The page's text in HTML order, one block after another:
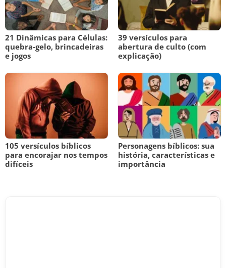
21 Dinâmicas para Células:
quebra-gelo, brincadeiras
e jogos
39 versículos para
abertura de culto (com
explicação)
105 versículos bíblicos
para encorajar nos tempos
difíceis
Personagens bíblicos: sua
história, características e
importância